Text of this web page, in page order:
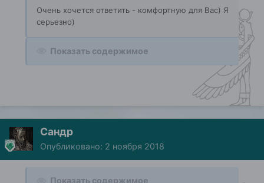
Очень хочется ответить - комфортную для Вас) Я
серьезно)
Показать содержимое
Сандр
Опубликовано: 2 ноября 2018
Показать содержимое